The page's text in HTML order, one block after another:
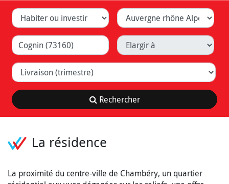
Habiter ou investir Département
Ville (Lyon, Caluire, ...) Elargir à
Livraison (trimestre)
Rechercher
La résidence
La proximité du centre-ville de Chambéry, un quartier